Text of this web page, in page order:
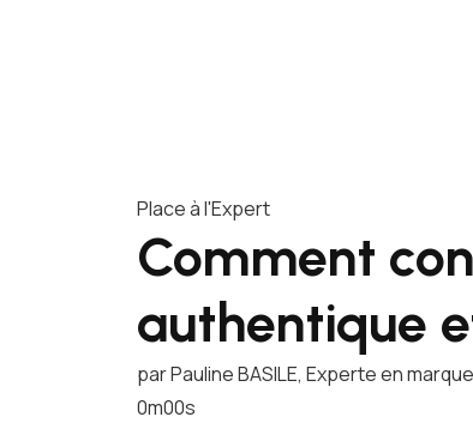
Place à l'Expert
Comment
authentique
par Pauline BASILE, Experte en
0m00s